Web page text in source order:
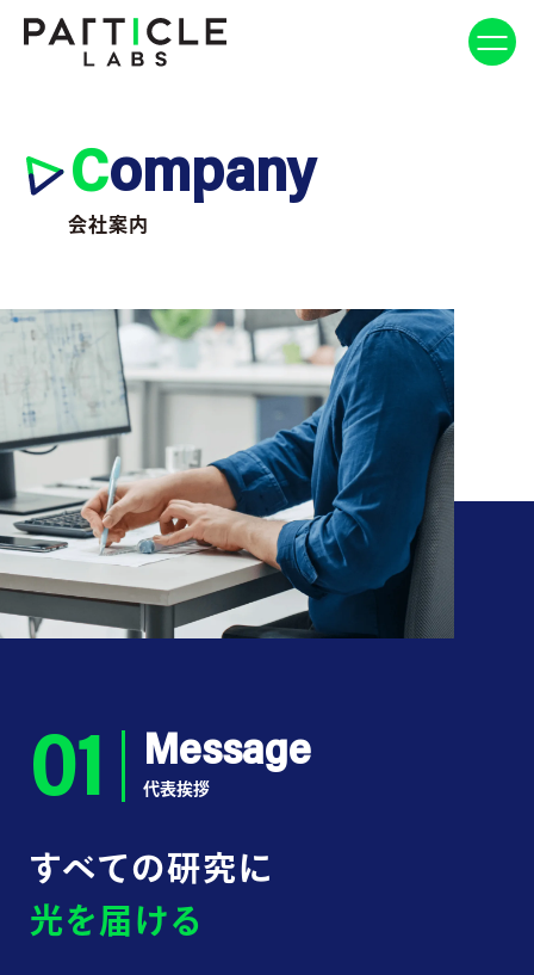
Company
会社案内
01 Message
代表挨拶
すべての研究に
光を届ける